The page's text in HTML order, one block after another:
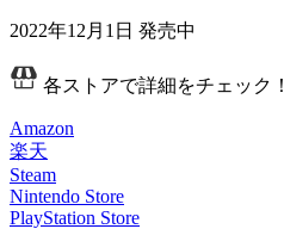
2022年12月1日 発売中
各ストアで詳細をチェック！
Amazon
楽天
Steam
Nintendo Store
PlayStation Store